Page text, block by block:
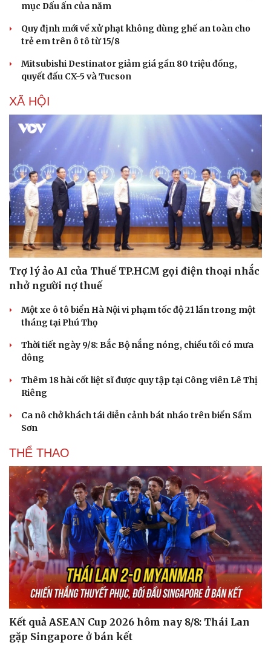
mục Dấu ấn của năm
Quy định mới về xử phạt không dùng ghế an toàn cho
trẻ em trên ô tô từ 15/8
Mitsubishi Destinator giảm giá gần 80 triệu đồng,
quyết đấu CX-5 và Tucson
XÃ HỘI
Trợ lý ảo AI của Thuế TP.HCM gọi điện thoại nhắc
nhở người nợ thuế
Một xe ô tô biển Hà Nội vi phạm tốc độ 21 lần trong một
tháng tại Phú Thọ
Thời tiết ngày 9/8: Bắc Bộ nắng nóng, chiều tối có mưa
dông
Thêm 18 hài cốt liệt sĩ được quy tập tại Công viên Lê Thị
Riêng
Ca nô chở khách tái diễn cảnh bát nháo trên biển Sầm
Sơn
THỂ THAO
Kết quả ASEAN Cup 2026 hôm nay 8/8: Thái Lan
gặp Singapore ở bán kết